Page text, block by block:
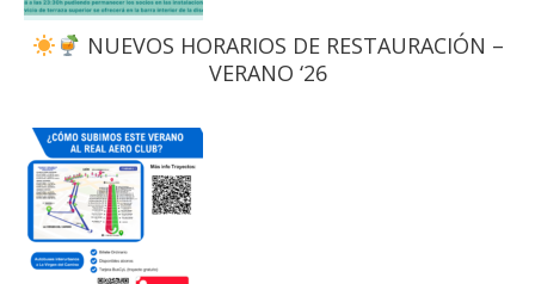
NUEVOS HORARIOS DE RESTAURACIÓN –
VERANO ‘26